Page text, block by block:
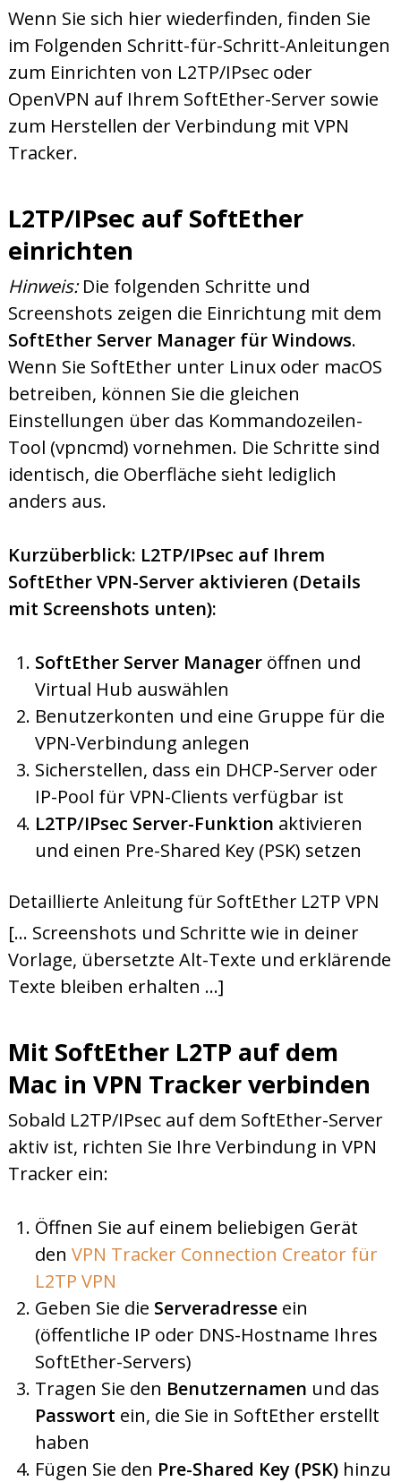
Wenn Sie sich hier wiederfinden, finden Sie
im Folgenden Schritt-für-Schritt-Anleitungen
zum Einrichten von L2TP/IPsec oder
OpenVPN auf Ihrem SoftEther-Server sowie
zum Herstellen der Verbindung mit VPN
Tracker.
L2TP/IPsec auf SoftEther
einrichten
Hinweis:Die folgenden Schritte und
Screenshots zeigen die Einrichtung mit dem
SoftEther Server Manager für Windows.
Wenn Sie SoftEther unter Linux oder macOS
betreiben, können Sie die gleichen
Einstellungen über das Kommandozeilen-
Tool (vpncmd) vornehmen. Die Schritte sind
identisch, die Oberfläche sieht lediglich
anders aus.
Kurzüberblick: L2TP/IPsec auf Ihrem
SoftEther VPN-Server aktivieren (Details
mit Screenshots unten):
SoftEther Server Manager öffnen und
Virtual Hub auswählen
Benutzerkonten und eine Gruppe für die
VPN-Verbindung anlegen
Sicherstellen, dass ein DHCP-Server oder
IP-Pool für VPN-Clients verfügbar ist
L2TP/IPsec Server-Funktion aktivieren
und einen Pre-Shared Key (PSK) setzen
Detaillierte Anleitung für SoftEther L2TP VPN
[... Screenshots und Schritte wie in deiner
Vorlage, übersetzte Alt-Texte und erklärende
Texte bleiben erhalten ...]
Mit SoftEther L2TP auf dem
Mac in VPN Tracker verbinden
Sobald L2TP/IPsec auf dem SoftEther-Server
aktiv ist, richten Sie Ihre Verbindung in VPN
Tracker ein:
Öffnen Sie auf einem beliebigen Gerät
denVPN Tracker Connection Creator für
L2TP VPN
Geben Sie die Serveradresse ein
(öffentliche IP oder DNS-Hostname Ihres
SoftEther-Servers)
Tragen Sie den Benutzernamen und das
Passwort ein, die Sie in SoftEther erstellt
haben
Fügen Sie den Pre-Shared Key (PSK) hinzu